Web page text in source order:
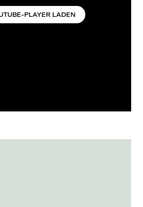
PLAYER LADEN